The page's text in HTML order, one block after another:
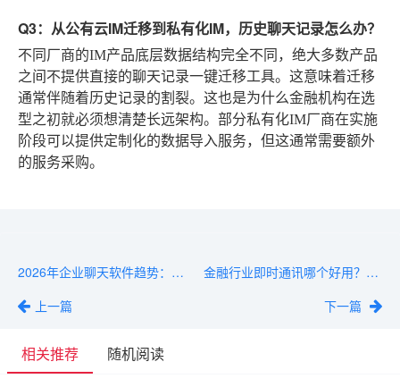
Q3：从公有云IM迁移到私有化IM，历史聊天记录怎么办？
不同厂商的IM产品底层数据结构完全不同，绝大多数产品
之间不提供直接的聊天记录一键迁移工具。这意味着迁移
通常伴随着历史记录的割裂。这也是为什么金融机构在选
型之初就必须想清楚长远架构。部分私有化IM厂商在实施
阶段可以提供定制化的数据导入服务，但这通常需要额外
的服务采购。
2026年企业聊天软件趋势：从功能迭代到选型方向
上一篇
金融行业即时通讯哪个好用？实测体验对比
下一篇
相关推荐 随机阅读